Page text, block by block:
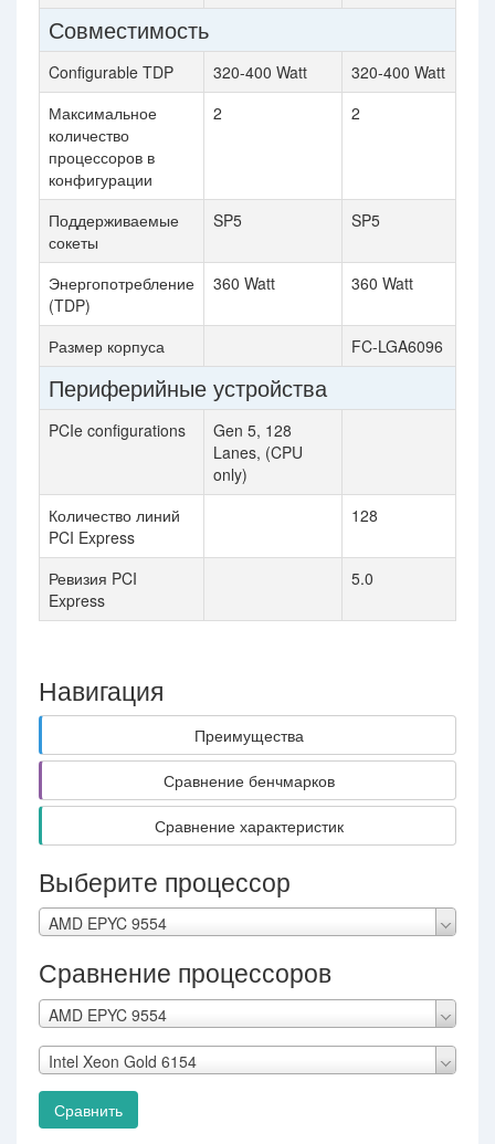
Совместимость
Configurable TDP 320-400 Watt
320-400 Watt
Максимальное
количество
процессоров в
конфигурации
2 2
Поддерживаемые
сокеты
SP5 SP5
Энергопотребление
(TDP)
360 Watt 360 Watt
Размер корпуса FC-LGA6096
Периферийные устройства
PCIe configurations
Gen 5, 128
Lanes, (CPU
only)
Количество линий
PCI Express
128
Ревизия PCI
Express
5.0
Навигация
Преимущества
Сравнение бенчмарков
Сравнение характеристик
Выберите процессор
AMD EPYC 9554
Сравнение процессоров
AMD EPYC 9554
Intel Xeon Gold 6154
Сравнить